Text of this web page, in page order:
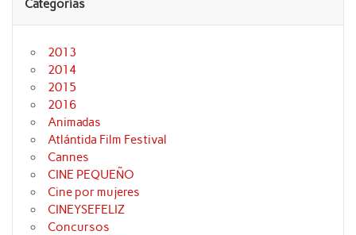
Categorías
2013
2014
2015
2016
Animadas
Atlántida Film Festival
Cannes
CINE PEQUEÑO
Cine por mujeres
CINEYSEFELIZ
Concursos